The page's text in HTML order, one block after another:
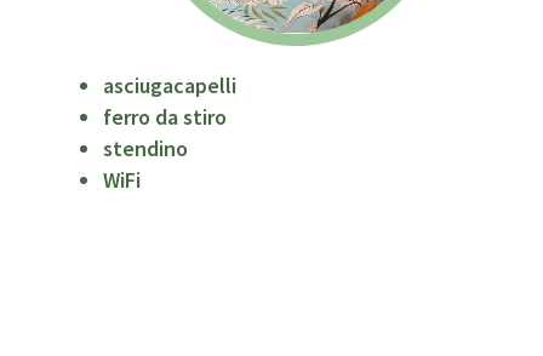
asciugacapelli
ferro da stiro
stendino
WiFi